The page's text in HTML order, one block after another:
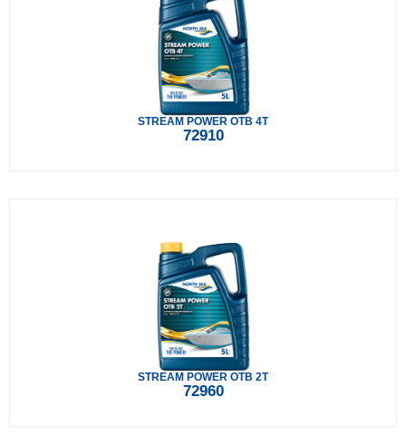
STREAM POWER OTB 4T
72910
STREAM POWER OTB 2T
72960